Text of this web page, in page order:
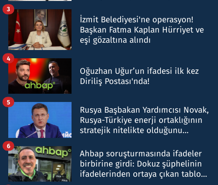
İzmit Belediyesi'ne operasyon!
Başkan Fatma Kaplan Hürriyet ve
eşi gözaltına alındı
3
Oğuzhan Uğur’un ifadesi ilk kez
Diriliş Postası'nda!
4
Rusya Başbakan Yardımcısı Novak,
Rusya-Türkiye enerji ortaklığının
stratejik nitelikte olduğunu
5
Ahbap soruşturmasında ifadeler
birbirine girdi: Dokuz şüphelinin
ifadelerinden ortaya çıkan tablo
6